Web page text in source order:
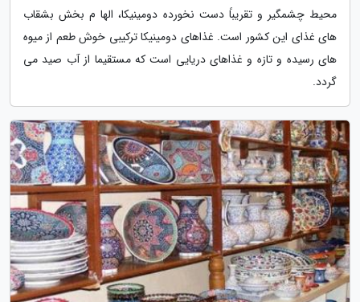
محیط چشمگیر و تقریباً دست نخورده دومینیکا، الها م بخش بشقاب
های غذای این کشور است. غذاهای دومینیکا ترکیبی خوش طعم از میوه
های رسیده و تازه و غذاهای دریایی است که مستقیما از آب صید می
گردد.